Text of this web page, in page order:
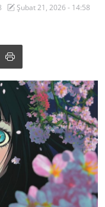
Şubat 21, 2026 - 14:58